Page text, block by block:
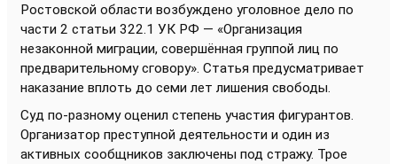
Ростовской области возбуждено уголовное дело по
части 2 статьи 322.1 УК РФ — «Организация
незаконной миграции, совершённая группой лиц по
предварительному сговору». Статья предусматривает
наказание вплоть до семи лет лишения свободы.
Суд по-разному оценил степень участия фигурантов.
Организатор преступной деятельности и один из
активных сообщников заключены под стражу. Трое